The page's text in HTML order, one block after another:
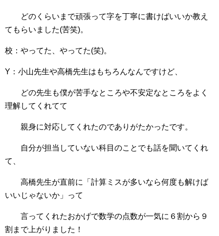
どのくらいまで頑張って字を丁寧に書けばいいか教え
てもらいました(苦笑)。
校：やってた、やってた(笑)。
Y：小山先生や高橋先生はもちろんなんですけど、
どの先生も僕が苦手なところや不安定なところをよく
理解してくれてて
親身に対応してくれたのでありがたかったです。
自分が担当していない科目のことでも話を聞いてくれ
て、
高橋先生が直前に「計算ミスが多いなら何度も解けば
いいじゃないか」って
言ってくれたおかげで数学の点数が一気に６割から９
割まで上がりました！